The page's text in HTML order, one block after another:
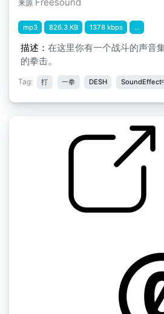
来源
mp3 826.3 KB 1378 kbps ...
描述： 在这里你有一个战斗的声音
的拳击。
Tag: 打 一拳 DESH SoundEffect